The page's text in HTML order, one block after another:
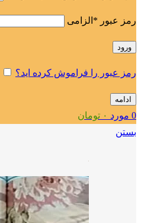
رمز عبور * الزامی
ورود
رمز عبور را فراموش کرده اید؟
ادامه
0 مورد ۰ تومان
بستن